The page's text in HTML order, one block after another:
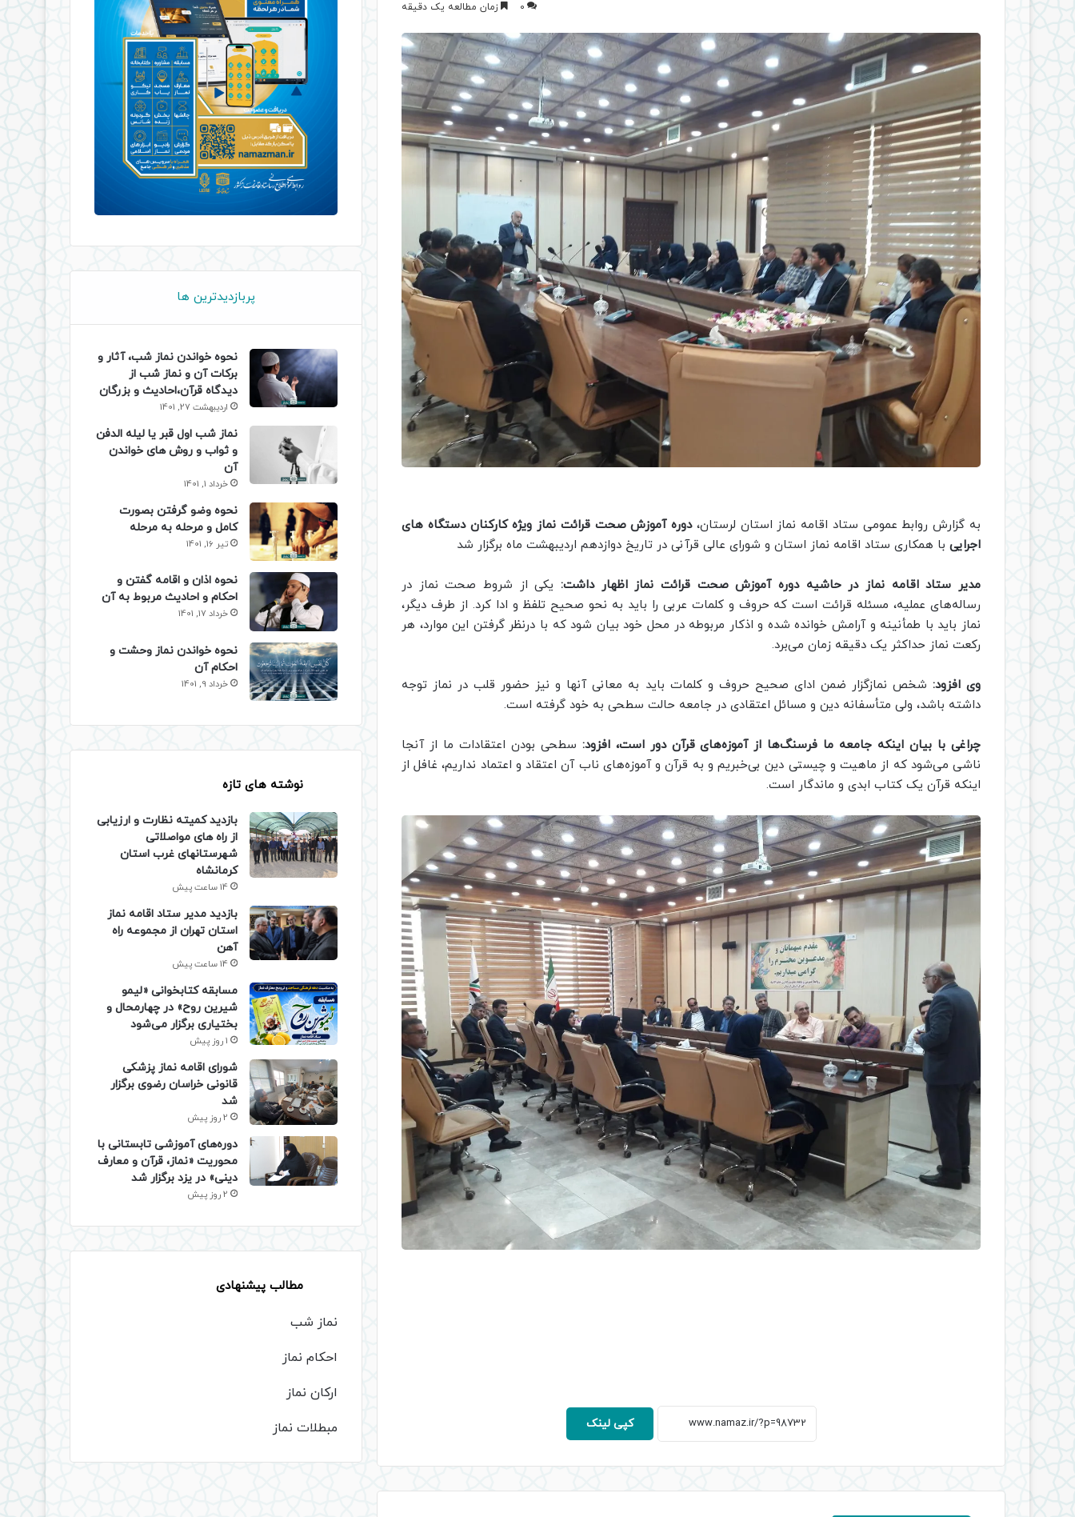
0 زمان مطالعه یک دقیقه
به گزارش روابط عمومی ستاد اقامه نماز استان لرستان، دوره آموزش صحت قرائت نماز ویژه کارکنان دستگاه های
اجرایی با همکاری ستاد اقامه نماز استان و شورای عالی قرآنی در تاریخ دوازدهم اردیبهشت ماه برگزار شد
مدیر ستاد اقامه نماز در حاشیه دوره آموزش صحت قرائت نماز اظهار داشت: یکی از شروط صحت نماز در
رساله‌های عملیه، مسئله قرائت است که حروف و کلمات عربی را باید به نحو صحیح تلفظ و ادا کرد. از طرف دیگر،
نماز باید با طمأنینه و آرامش خوانده شده و اذکار مربوطه در محل خود بیان شود که با درنظر گرفتن این موارد، هر
رکعت نماز حداکثر یک دقیقه زمان می‌برد.
وی افزود: شخص نمازگزار ضمن ادای صحیح حروف و کلمات باید به معانی آنها و نیز حضور قلب در نماز توجه
داشته باشد، ولی متأسفانه دین و مسائل اعتقادی در جامعه حالت سطحی به خود گرفته است.
چراغی با بیان اینکه جامعه ما فرسنگ‌ها از آموزه‌های قرآن دور است، افزود: سطحی بودن اعتقادات ما از آنجا
ناشی می‌شود که از ماهیت و چیستی دین بی‌خبریم و به قرآن و آموزه‌های ناب آن اعتقاد و اعتماد نداریم، غافل از
اینکه قرآن یک کتاب ابدی و ماند‌گار است.
کپی لینک
پربازدیدترین ها
نحوه خواندن نماز شب، آثار و
برکات آن و نماز شب از
دیدگاه قرآن،احادیث و بزرگان
اردیبهشت 27, 1401
نماز شب اول قبر یا لیله الدفن
و ثواب و روش های خواندن
آن
خرداد 1, 1401
نحوه وضو گرفتن بصورت
کامل و مرحله به مرحله
تیر 16, 1401
نحوه اذان و اقامه گفتن و
احکام و احادیث مربوط به آن
خرداد 17, 1401
نحوه خواندن نماز وحشت و
احکام آن
خرداد 9, 1401
نوشته های تازه
بازدید کمیته نظارت و ارزیابی
از راه های مواصلاتی
شهرستانهای غرب استان
کرمانشاه
14 ساعت پیش
بازدید مدیر ستاد اقامه نماز
استان تهران از مجموعه راه
آهن
14 ساعت پیش
مسابقه کتابخوانی «لیمو
شیرین روح» در چهارمحال و
بختیاری برگزار می‌شود
1 روز پیش
شورای اقامه نماز پزشکی
قانونی خراسان رضوی برگزار
شد
2 روز پیش
دوره‌های آموزشی تابستانی با
محوریت «نماز، قرآن و معارف
دینی» در یزد برگزار شد
2 روز پیش
مطالب پیشنهادی
نماز شب
احکام نماز
ارکان نماز
مبطلات نماز